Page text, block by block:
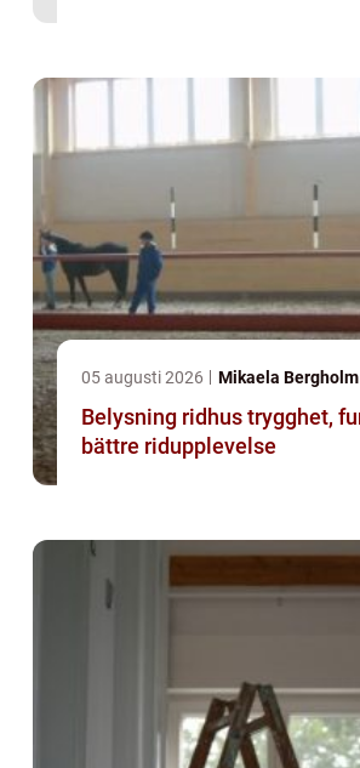
05 augusti 2026 Mikaela Bergholm
Belysning ridhus trygghet, funktion och
bättre ridupplevelse